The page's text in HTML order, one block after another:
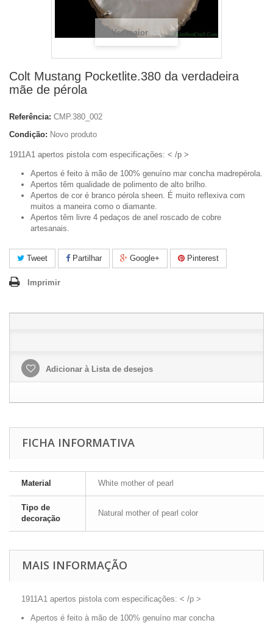
Ver maior
Colt Mustang Pocketlite.380 da verdadeira
mãe de pérola
Referência: CMP.380_002
Condição: Novo produto
1911A1 apertos pistola com especificações: < /p >
Apertos é feito à mão de 100% genuíno mar concha madrepérola.
Apertos têm qualidade de polimento de alto brilho.
Apertos de cor é branco pérola sheen. É muito reflexiva com
muitos a maneira como o diamante.
Apertos têm livre 4 pedaços de anel roscado de cobre
artesanais.
Tweet Partilhar Google+ Pinterest
Imprimir
Adicionar à Lista de desejos
FICHA INFORMATIVA
Material White mother of pearl
Tipo de
decoração
Natural mother of pearl color
MAIS INFORMAÇÃO
1911A1 apertos pistola com especificações: < /p >
Apertos é feito à mão de 100% genuíno mar concha